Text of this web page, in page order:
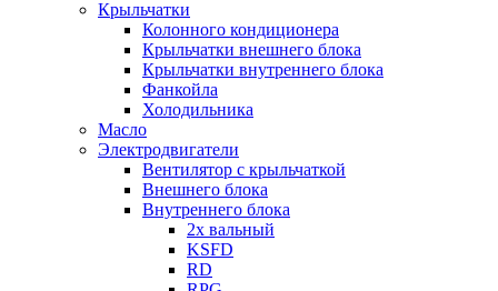
Крыльчатки
Колонного кондиционера
Крыльчатки внешнего блока
Крыльчатки внутреннего блока
Фанкойла
Холодильника
Масло
Электродвигатели
Вентилятор с крыльчаткой
Внешнего блока
Внутреннего блока
2х вальный
KSFD
RD